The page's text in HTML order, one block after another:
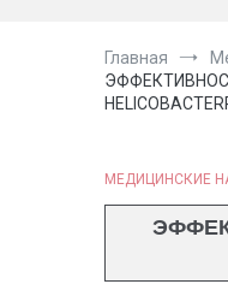
Главная
МЕДИЦИНСКИЕ